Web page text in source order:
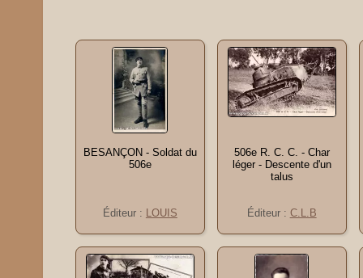
BESANÇON - Soldat du
506e
Éditeur : LOUIS
506e R. C. C. - Char
léger - Descente d'un
talus
Éditeur : C.L.B